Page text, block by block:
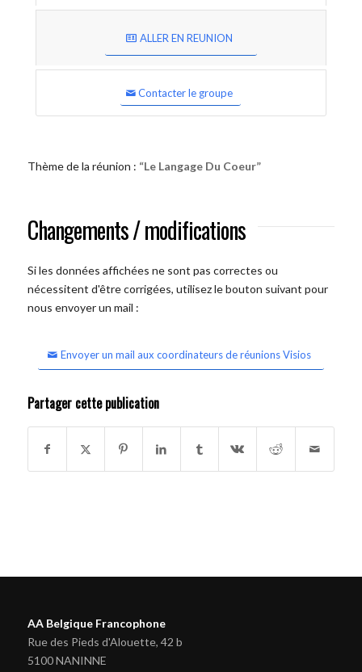
ALLER EN REUNION
Contacter le groupe
Thème de la réunion : “Le Langage Du Coeur”
Changements / modifications
Si les données affichées ne sont pas correctes ou
nécessitent d'être corrigées, utilisez le bouton suivant pour
nous envoyer un mail :
Envoyer un mail aux coordinateurs de réunions Visios
Partager cette publication
AA Belgique Francophone
Rue des Pieds d'Alouette, 42 b
5100 NANINNE